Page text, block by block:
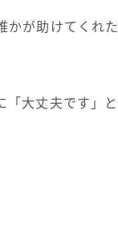
かが助けてくれた
「大丈夫です」と